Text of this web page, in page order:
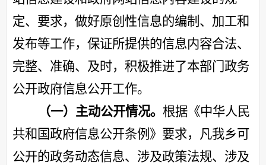
定、要求，做好原创性信息的编制、加工和
发布等工作，保证所提供的信息内容合法、
完整、准确、及时，积极推进了本部门政务
公开政府信息公开工作。
（一）主动公开情况。 根据《中华人民
共和国政府信息公开条例》要求，凡我乡可
公开的政务动态信息、涉及政策法规、涉及